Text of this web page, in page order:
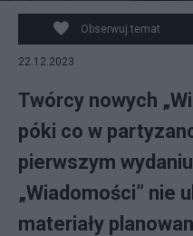
Marek Czyż. Fot. PAP/
Obserwuj temat
22.12.2023
Twórcy nowych
póki co w
pierwszym
„Wiadomości” nie
materiały